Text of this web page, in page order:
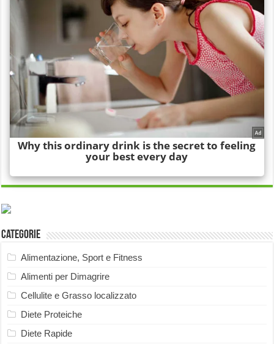
Categorie
Alimentazione, Sport e Fitness
Alimenti per Dimagrire
Cellulite e Grasso localizzato
Diete Proteiche
Diete Rapide